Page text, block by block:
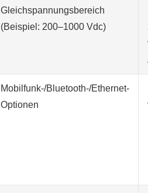
Gleichspannungsbereich
(Beispiel: 200–1000 Vdc)
Mobilfunk-/Bluetooth-/Ethernet-
Optionen